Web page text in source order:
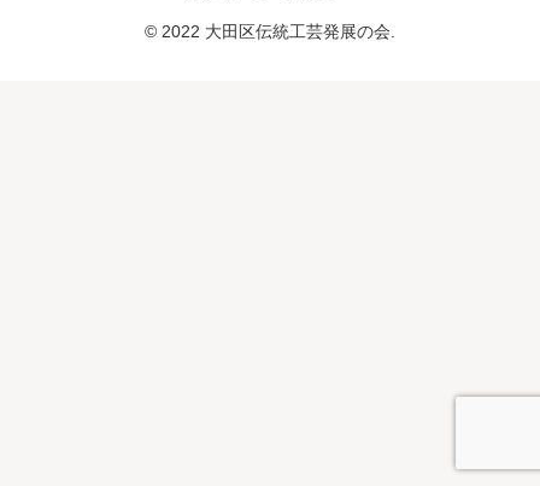
© 2022 大田区伝統工芸発展の会.